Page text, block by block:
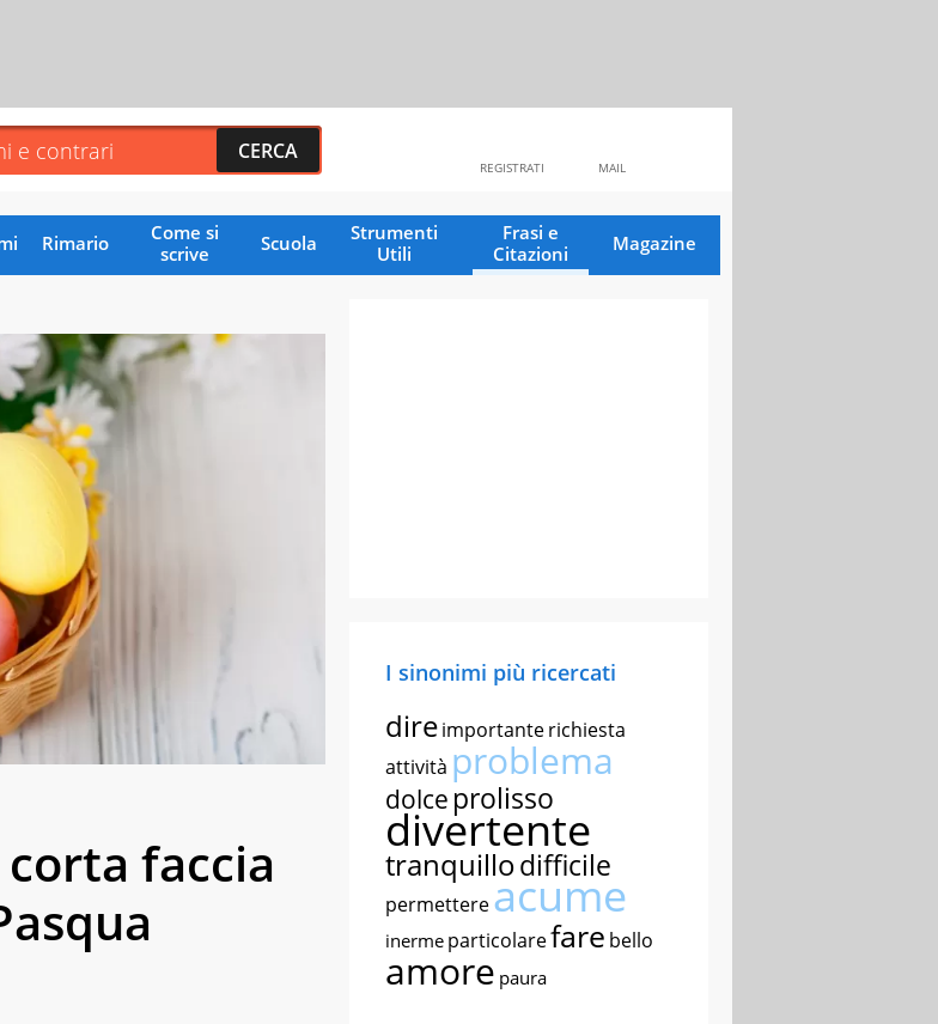
MAIL
REGISTRATI
Rimario
Come si
scrive
Scuola
Strumenti
Utili
Frasi e
Citazioni
Magazine
faccia
I sinonimi più ricercati
direimportanterichiesta
attività problema
dolce prolisso
divertente
tranquillodifficile
permettereacume
inerme particolarefare bello
amore paura